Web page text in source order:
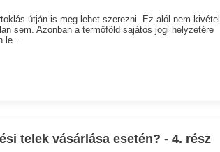
útján is meg lehet szerezni. Ez alól nem
sem. Azonban a termőföld sajátos jogi helyzetére
telek vásárlása esetén? - 4. rész